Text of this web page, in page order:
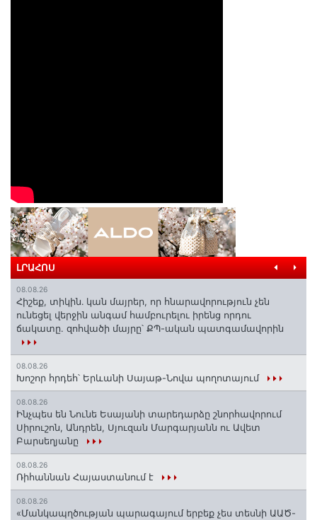
ԼՐԱՀՈՍ
08.08.26
Հիշեք, տիկին․ կան մայրեր, որ հնարավորություն չեն
ունեցել վերջին անգամ համբուրելու իրենց որդու
ճակատը. զոհվածի մայրը՝ ՔՊ-ական պատգամավորին
08.08.26
Խոշոր հրդեհ՝ Երևանի Սայաթ-Նովա պողոտայում
08.08.26
Ինչպես են Նունե Եսայանի տարեդարձը շնորհավորում
Սիրուշոն, Անդրեն, Սյուզան Մարգարյանն ու Ավետ
Բարսեղյանը
08.08.26
Ռիհաննան Հայաստանում է
08.08.26
«Մանկապղծության պարագայում երբեք չես տեսնի ԱԱԾ-